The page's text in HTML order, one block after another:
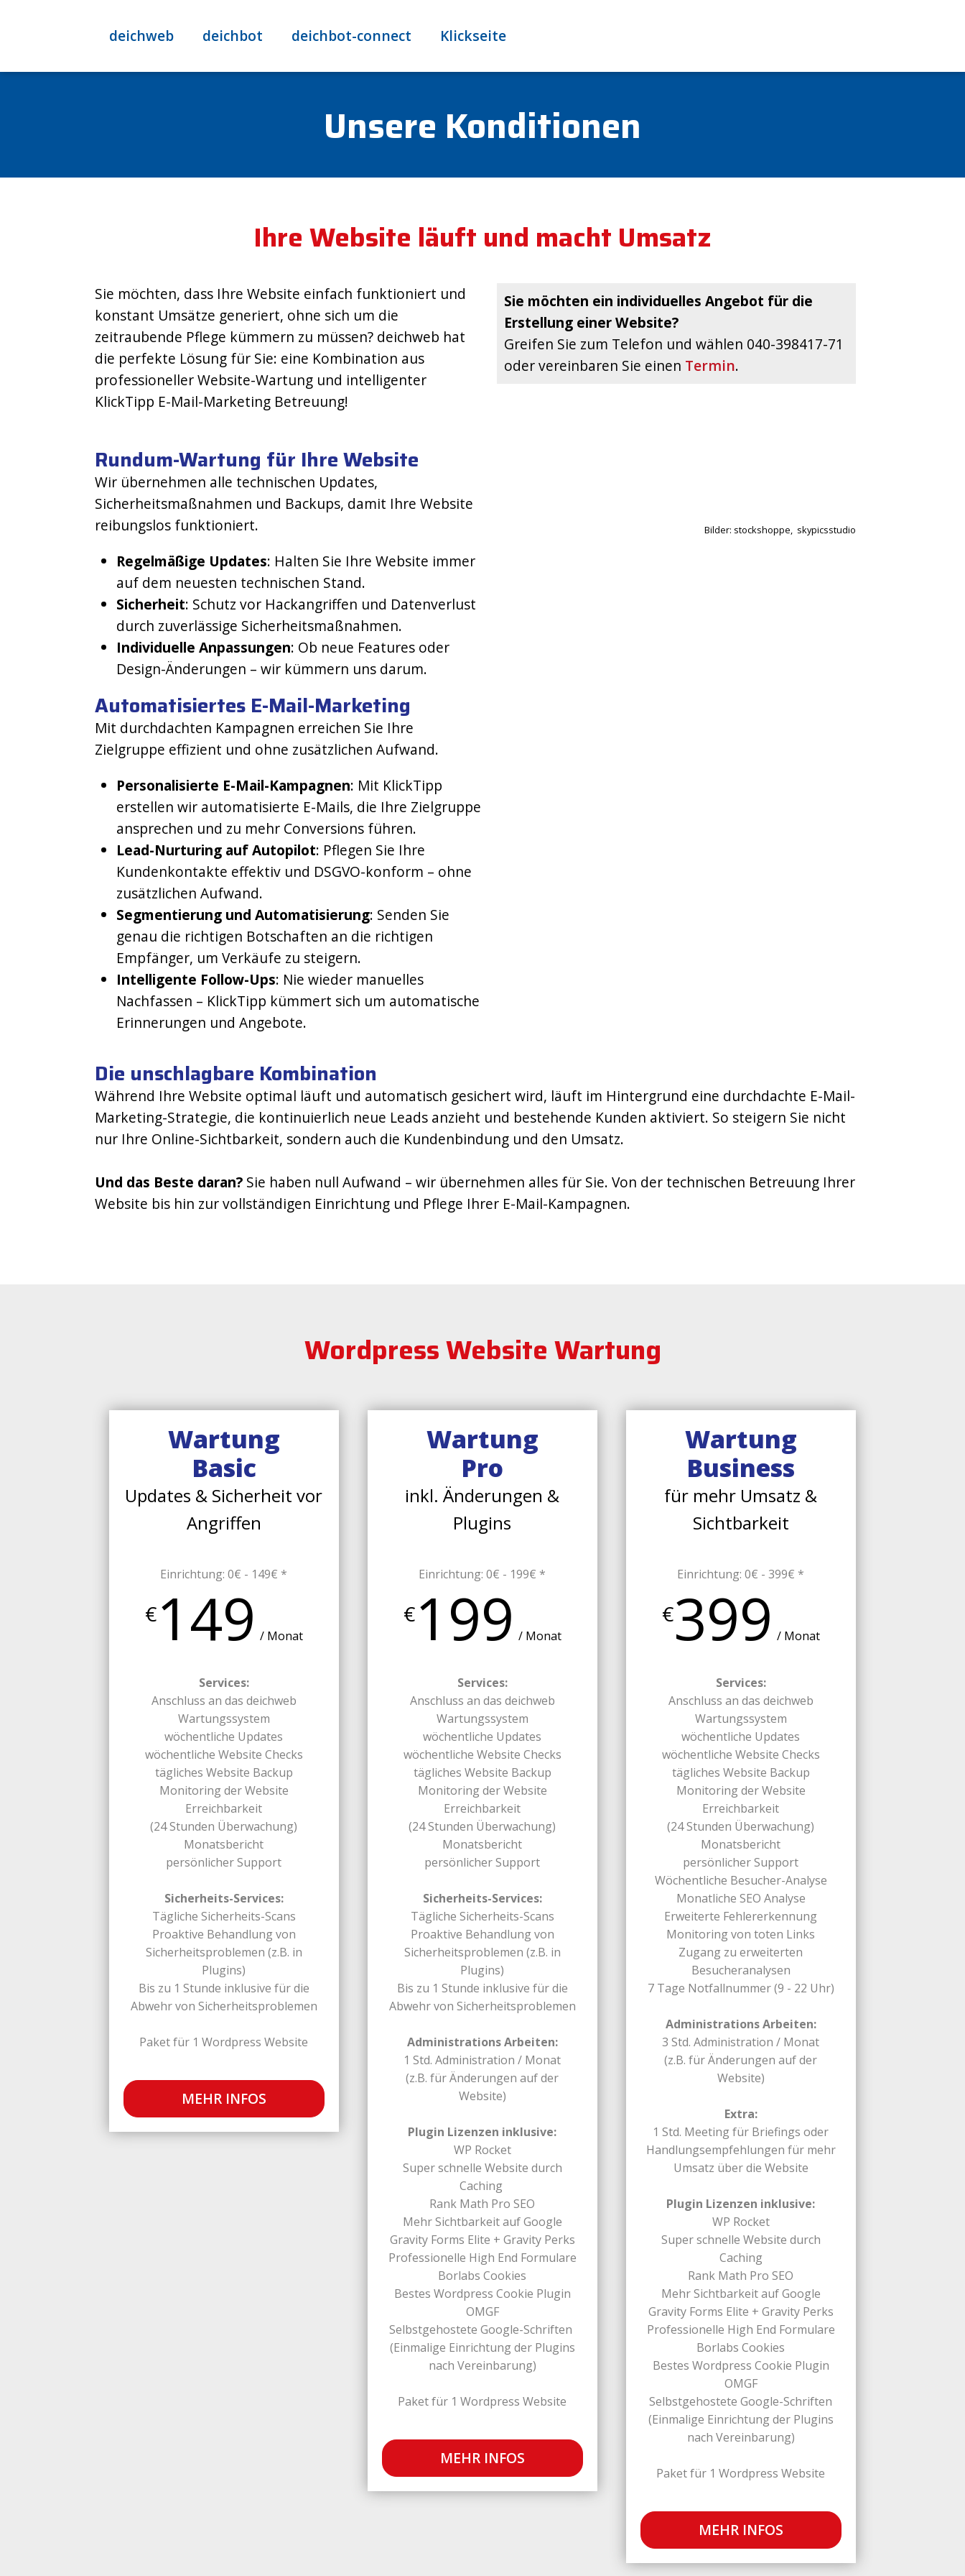
deichweb deichbot deichbot-connect Klickseite
Unsere Konditionen
Ihre Website läuft und macht Umsatz
Sie möchten, dass Ihre Website einfach funktioniert und
konstant Umsätze generiert, ohne sich um die
zeitraubende Pflege kümmern zu müssen? deichweb hat
die perfekte Lösung für Sie: eine Kombination aus
professioneller Website-Wartung und intelligenter
KlickTipp E-Mail-Marketing Betreuung!
Rundum-Wartung für Ihre Website
Wir übernehmen alle technischen Updates,
Sicherheitsmaßnahmen und Backups, damit Ihre Website
reibungslos funktioniert.
Regelmäßige Updates: Halten Sie Ihre Website immer
auf dem neuesten technischen Stand.
Sicherheit: Schutz vor Hackangriffen und Datenverlust
durch zuverlässige Sicherheitsmaßnahmen.
Individuelle Anpassungen: Ob neue Features oder
Design-Änderungen – wir kümmern uns darum.
Automatisiertes E-Mail-Marketing
Mit durchdachten Kampagnen erreichen Sie Ihre
Zielgruppe effizient und ohne zusätzlichen Aufwand.
Personalisierte E-Mail-Kampagnen: Mit KlickTipp
erstellen wir automatisierte E-Mails, die Ihre Zielgruppe
ansprechen und zu mehr Conversions führen.
Lead-Nurturing auf Autopilot: Pflegen Sie Ihre
Kundenkontakte effektiv und DSGVO-konform – ohne
zusätzlichen Aufwand​.
Segmentierung und Automatisierung: Senden Sie
genau die richtigen Botschaften an die richtigen
Empfänger, um Verkäufe zu steigern.
Intelligente Follow-Ups: Nie wieder manuelles
Nachfassen – KlickTipp kümmert sich um automatische
Erinnerungen und Angebote​​.
Sie möchten ein individuelles Angebot für die
Erstellung einer Website?
Greifen Sie zum Telefon und wählen 040-398417-71
oder vereinbaren Sie einen Termin.
Bilder: stockshoppe, skypicsstudio
Die unschlagbare Kombination
Während Ihre Website optimal läuft und automatisch gesichert wird, läuft im Hintergrund eine durchdachte E-Mail-
Marketing-Strategie, die kontinuierlich neue Leads anzieht und bestehende Kunden aktiviert. So steigern Sie nicht
nur Ihre Online-Sichtbarkeit, sondern auch die Kundenbindung und den Umsatz.
Und das Beste daran? Sie haben null Aufwand – wir übernehmen alles für Sie. Von der technischen Betreuung Ihrer
Website bis hin zur vollständigen Einrichtung und Pflege Ihrer E-Mail-Kampagnen.
Wordpress Website Wartung
Wartung
Basic
Updates & Sicherheit vor
Angriffen
Services:
Anschluss an das deichweb
Wartungssystem
wöchentliche Updates
wöchentliche Website Checks
tägliches Website Backup
Monitoring der Website
Erreichbarkeit
(24 Stunden Überwachung)
Monatsbericht
persönlicher Support
Sicherheits-Services:
Tägliche Sicherheits-Scans
Proaktive Behandlung von
Sicherheitsproblemen (z.B. in
Plugins)
Bis zu 1 Stunde inklusive für die
Abwehr von Sicherheitsproblemen
Paket für 1 Wordpress Website
Einrichtung: 0€ - 149€ *
€149 / Monat
MEHR INFOS
Wartung
Pro
inkl. Änderungen &
Plugins
Services:
Anschluss an das deichweb
Wartungssystem
wöchentliche Updates
wöchentliche Website Checks
tägliches Website Backup
Monitoring der Website
Erreichbarkeit
(24 Stunden Überwachung)
Monatsbericht
persönlicher Support
Sicherheits-Services:
Tägliche Sicherheits-Scans
Proaktive Behandlung von
Sicherheitsproblemen (z.B. in
Plugins)
Bis zu 1 Stunde inklusive für die
Abwehr von Sicherheitsproblemen
Administrations Arbeiten:
1 Std. Administration / Monat
(z.B. für Änderungen auf der
Website)
Plugin Lizenzen inklusive:
WP Rocket
Super schnelle Website durch
Caching
Rank Math Pro SEO
Mehr Sichtbarkeit auf Google
Gravity Forms Elite + Gravity Perks
Professionelle High End Formulare
Borlabs Cookies
Bestes Wordpress Cookie Plugin
OMGF
Selbstgehostete Google-Schriften
(Einmalige Einrichtung der Plugins
nach Vereinbarung)
Paket für 1 Wordpress Website
Einrichtung: 0€ - 199€ *
€199 / Monat
MEHR INFOS
Wartung
Business
für mehr Umsatz &
Sichtbarkeit
Services:
Anschluss an das deichweb
Wartungssystem
wöchentliche Updates
wöchentliche Website Checks
tägliches Website Backup
Monitoring der Website
Erreichbarkeit
(24 Stunden Überwachung)
Monatsbericht
persönlicher Support
Wöchentliche Besucher-Analyse
Monatliche SEO Analyse
Erweiterte Fehlererkennung
Monitoring von toten Links
Zugang zu erweiterten
Besucheranalysen
7 Tage Notfallnummer (9 - 22 Uhr)
Administrations Arbeiten:
3 Std. Administration / Monat
(z.B. für Änderungen auf der
Website)
Extra:
1 Std. Meeting für Briefings oder
Handlungs­empfehlungen für mehr
Umsatz über die Website
Plugin Lizenzen inklusive:
WP Rocket
Super schnelle Website durch
Caching
Rank Math Pro SEO
Mehr Sichtbarkeit auf Google
Gravity Forms Elite + Gravity Perks
Professionelle High End Formulare
Borlabs Cookies
Bestes Wordpress Cookie Plugin
OMGF
Selbstgehostete Google-Schriften
(Einmalige Einrichtung der Plugins
nach Vereinbarung)
Paket für 1 Wordpress Website
Einrichtung: 0€ - 399€ *
€399 / Monat
MEHR INFOS